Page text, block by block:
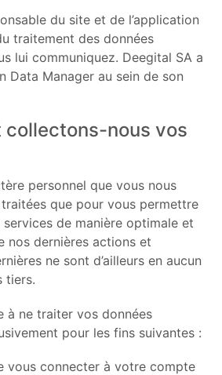
du site et de l’application
traitement des données
lui communiquez. Deegital SA a
Data Manager au sein de son
collectons-nous vos
personnel que vous nous
que pour vous permettre
de manière optimale et
nos dernières actions et
ne sont d’ailleurs en aucun
tiers.
à ne traiter vos données
pour les fins suivantes :
vous connecter à votre compte